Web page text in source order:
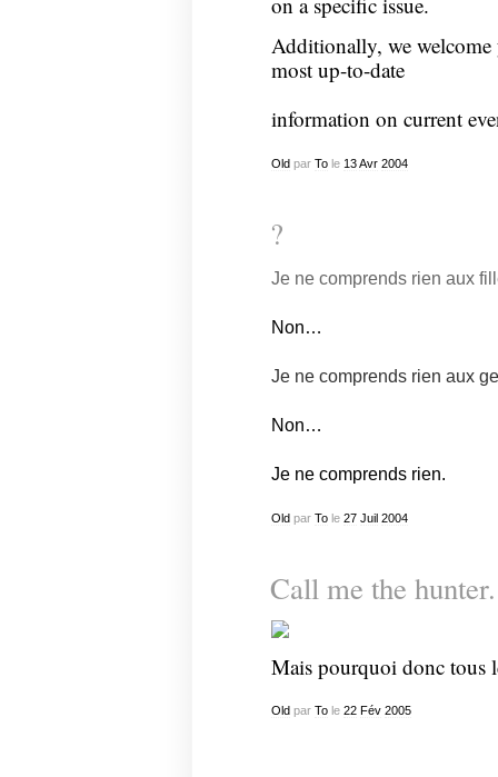
Additionally, we
most up-to-date
information on current
Oldpar Tole 13 Avr 2004
?
Je ne comprends rien aux
Non…
Je ne comprends rien aux
Non…
Je ne comprends rien.
Oldpar Tole 27 Juil 2004
Call me the
Mais pourquoi donc tous
Oldpar Tole 22 Fév 2005